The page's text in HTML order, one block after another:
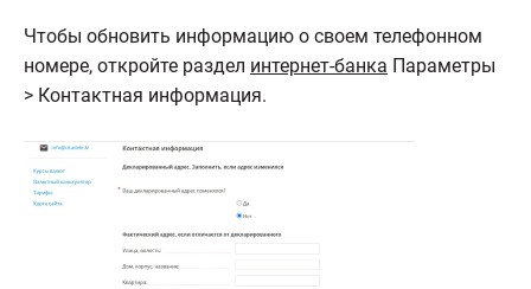
Чтобы обновить информацию о своем телефонном
номере, откройте раздел интернет-банка Параметры
> Контактная информация.